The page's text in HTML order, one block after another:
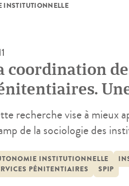
INSTITUTIONNELLE
coordination
judiciaire
recherche vise à mieux
de la sociologie des
s’explique aisément :
qu’ils relèvent
INSTITUTIONNELLE
PÉNITENTIAIRES
SPIP